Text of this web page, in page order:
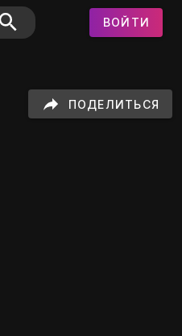
ВОЙТИ
ПОДЕЛИТЬСЯ